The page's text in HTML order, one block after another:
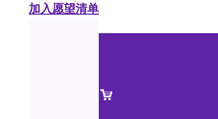
加入愿望清单